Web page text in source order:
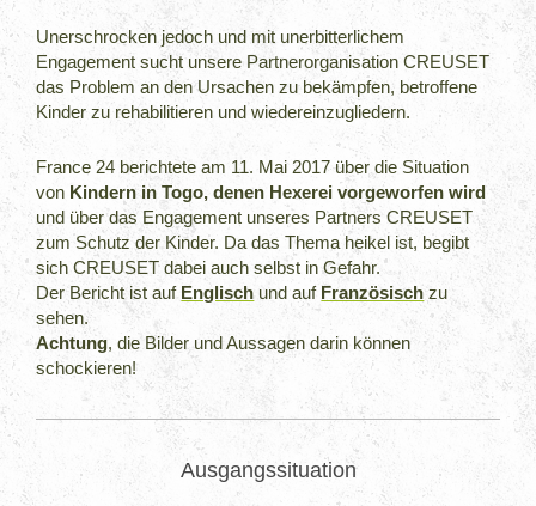
Unerschrocken jedoch und mit unerbitterlichem
Engagement sucht unsere Partnerorganisation CREUSET
das Problem an den Ursachen zu bekämpfen, betroffene
Kinder zu rehabilitieren und wiedereinzugliedern.
France 24 berichtete am 11. Mai 2017 über die Situation
von Kindern in Togo, denen Hexerei vorgeworfen wird
und über das Engagement unseres Partners CREUSET
zum Schutz der Kinder. Da das Thema heikel ist, begibt
sich CREUSET dabei auch selbst in Gefahr.
Der Bericht ist auf Englisch und auf Französisch zu
sehen.
Achtung, die Bilder und Aussagen darin können
schockieren!
Ausgangssituation